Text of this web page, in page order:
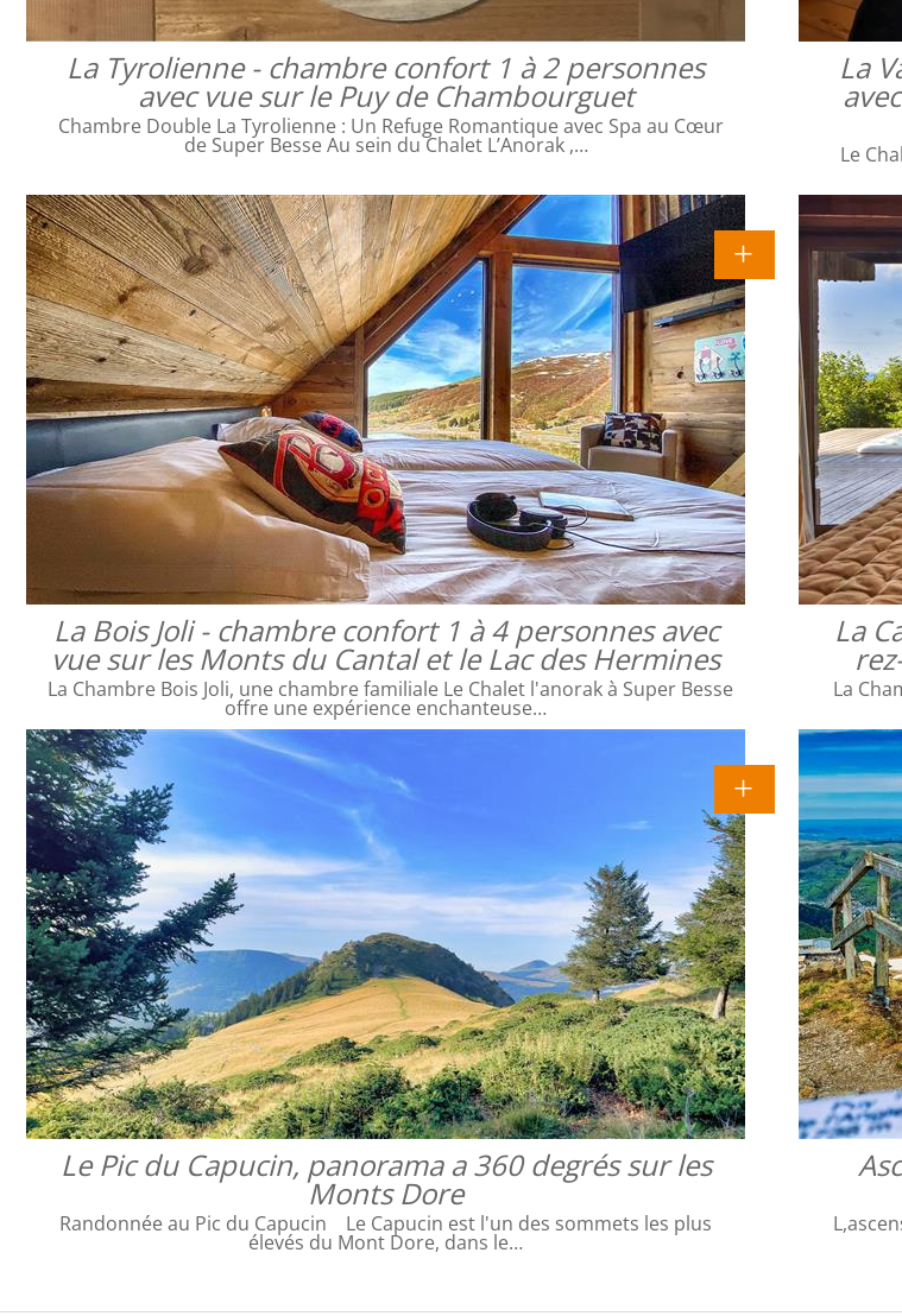
La Tyrolienne - chambre confort 1 à 2 personnes
avec vue sur le Puy de Chambourguet
Chambre Double La Tyrolienne : Un Refuge Romantique avec Spa au Cœur
de Super Besse Au sein du Chalet L’Anorak ,…
La
Le
La Bois Joli - chambre confort 1 à 4 personnes avec
vue sur les Monts du Cantal et le Lac des Hermines
La Chambre Bois Joli, une chambre familiale Le Chalet l'anorak à Super Besse
offre une expérience enchanteuse…
La
La
Le Pic du Capucin, panorama a 360 degrés sur les
Monts Dore
Randonnée au Pic du Capucin Le Capucin est l'un des sommets les plus
élevés du Mont Dore, dans le…